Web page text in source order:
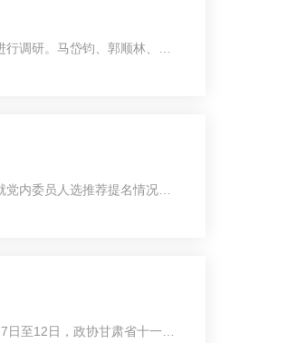
调研。马岱钧、郭顺林、柴
内委员人选推荐提名情况作
至12日，政协甘肃省十一届